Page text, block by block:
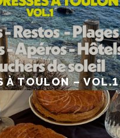
À TOULON – VOL.1